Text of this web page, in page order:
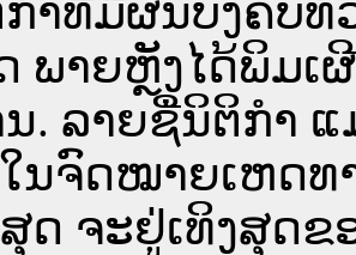
ຳທີ່ມີຜົນບັງຄັບທົ່
ພາຍຫຼັງໄດ້ພິມເ
. ລາຍຊື່ນິຕິກຳ
ນຈົດໝາຍເຫດທ
ດ ຈະຢູ່ເທິງສຸດຂ